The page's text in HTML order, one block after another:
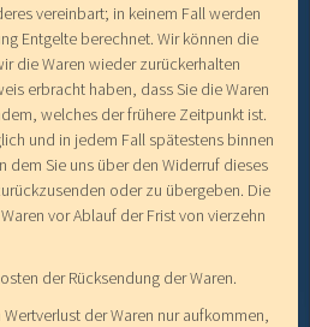
vereinbart; in keinem Fall werden
Entgelte berechnet. Wir können die
die Waren wieder zurückerhalten
erbracht haben, dass Sie die Waren
welches der frühere Zeitpunkt ist.
und in jedem Fall spätestens binnen
dem Sie uns über den Widerruf dieses
oder zu übergeben. Die
vor Ablauf der Frist von vierzehn
der Rücksendung der Waren.
der Waren nur aufkommen,